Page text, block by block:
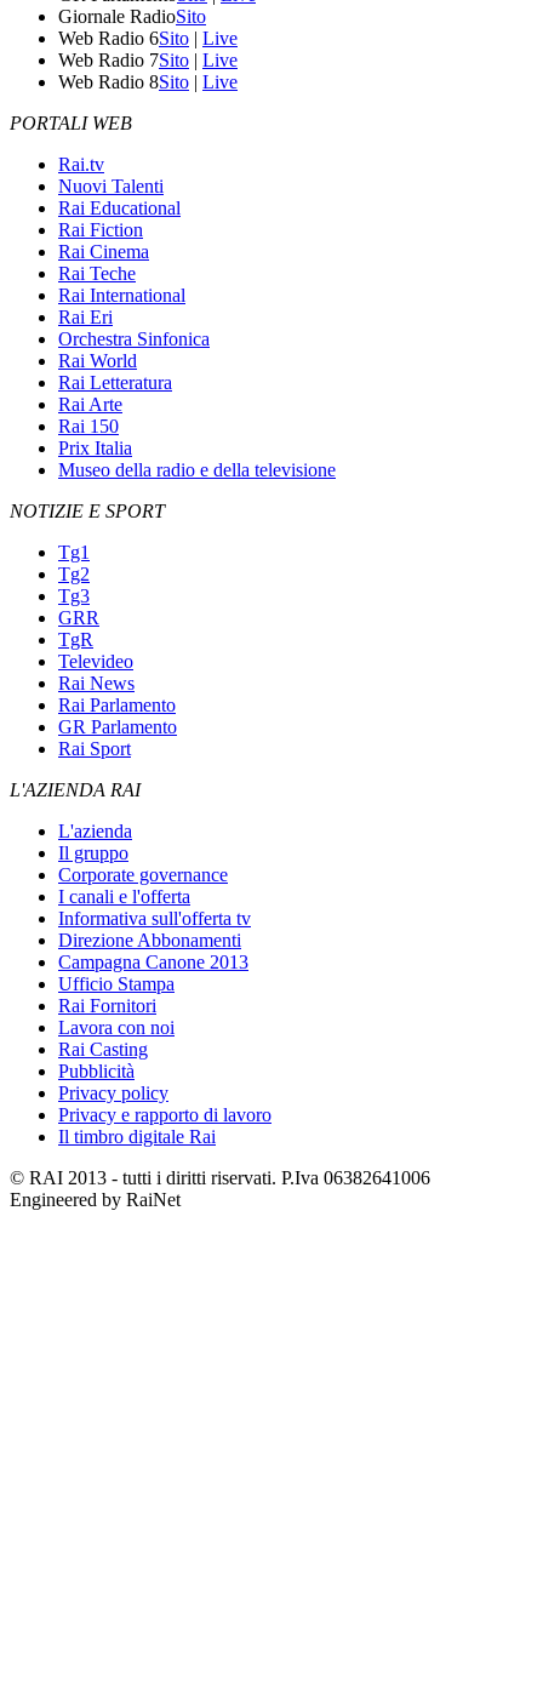
Giornale RadioSito
Web Radio 6Sito | Live
Web Radio 7Sito | Live
Web Radio 8Sito | Live
PORTALI WEB
Rai.tv
Nuovi Talenti
Rai Educational
Rai Fiction
Rai Cinema
Rai Teche
Rai International
Rai Eri
Orchestra Sinfonica
Rai World
Rai Letteratura
Rai Arte
Rai 150
Prix Italia
Museo della radio e della televisione
NOTIZIE E SPORT
Tg1
Tg2
Tg3
GRR
TgR
Televideo
Rai News
Rai Parlamento
GR Parlamento
Rai Sport
L'AZIENDA RAI
L'azienda
Il gruppo
Corporate governance
I canali e l'offerta
Informativa sull'offerta tv
Direzione Abbonamenti
Campagna Canone 2013
Ufficio Stampa
Rai Fornitori
Lavora con noi
Rai Casting
Pubblicità
Privacy policy
Privacy e rapporto di lavoro
Il timbro digitale Rai
© RAI 2013 - tutti i diritti riservati. P.Iva 06382641006
Engineered by RaiNet